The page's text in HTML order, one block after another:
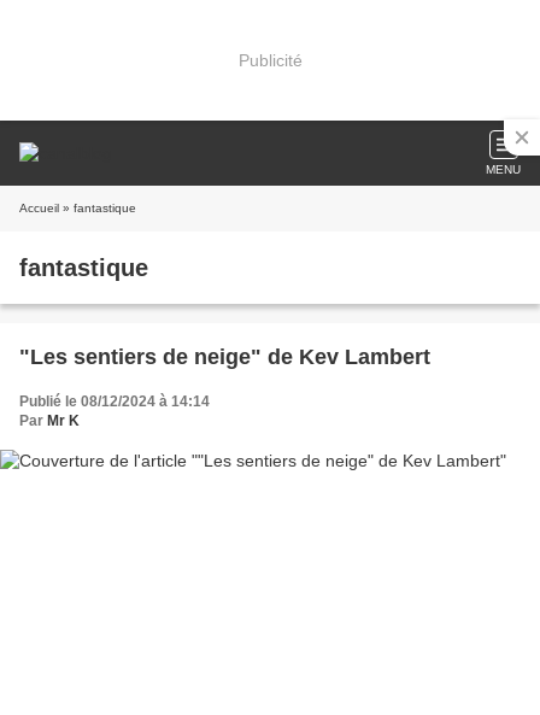
Publicité
MENU
Accueil » fantastique
fantastique
"Les sentiers de neige" de Kev Lambert
Publié le 08/12/2024 à 14:14
Par Mr K